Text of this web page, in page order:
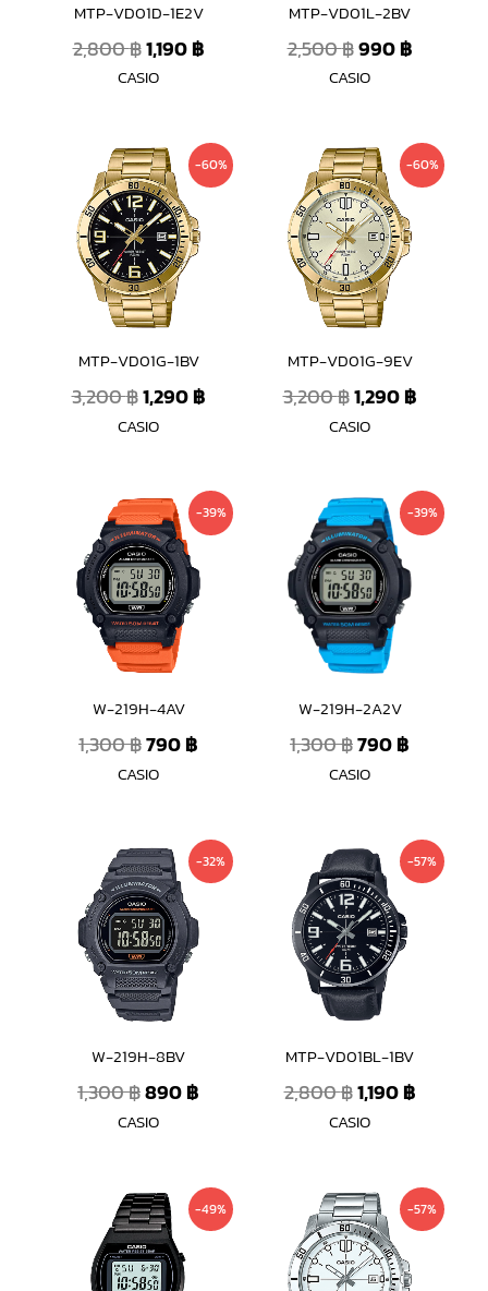
MTP-VD01D-1E2V
2,800฿1,190฿
CASIO
MTP-VD01L-2BV
2,500฿990฿
CASIO
-60%
MTP-VD01G-1BV
3,200฿
Original
price
was:
3,200 ฿.
1,290฿
Current
price
CASIO
-60%
MTP-VD01G-9EV
3,200฿
Original
price
was:
3,200 ฿.
1,290฿
Current
price
CASIO
-39%
W-219H-4AV
1,300฿
Original
price
was:
1,300 ฿.
790฿
Current
price
790 ฿.
CASIO
-39%
W-219H-2A2V
1,300฿
Original
price
was:
1,300 ฿.
790฿
Current
price
790 ฿.
CASIO
-32%
W-219H-8BV
1,300฿
Original
price
was:
1,300 ฿.
890฿
Current
price
CASIO
-57%
MTP-VD01BL-1BV
2,800฿
Original
price
was:
2,800 ฿.
1,190฿
Current
price
CASIO
-49%
Original
price
was:
2,700 ฿.
Current
price
-57%
Original
price
was:
2,800 ฿.
Current
price